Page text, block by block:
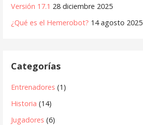
Versión 17.1 28 diciembre 2025
¿Qué es el Hemerobot? 14 agosto 2025
Categorías
Entrenadores (1)
Historia (14)
Jugadores (6)